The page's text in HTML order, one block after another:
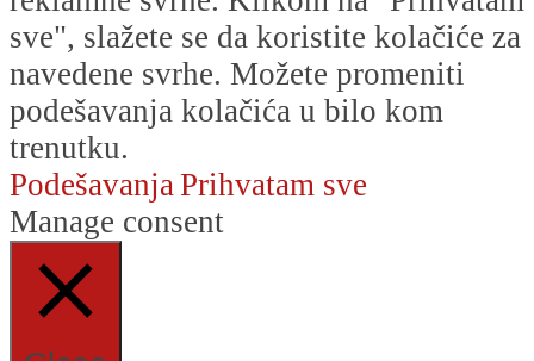
sve", slažete se da koristite kolačiće za
navedene svrhe. Možete promeniti
podešavanja kolačića u bilo kom
trenutku.
Podešavanja Prihvatam sve
Manage consent